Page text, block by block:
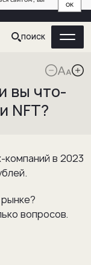
OK
ПОИСК
вы что-
NFT?
компаний в 2023
вопросов.